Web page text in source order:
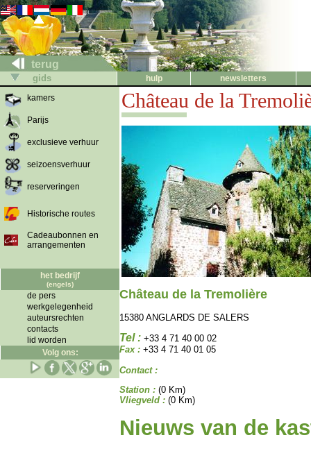
terug
gids hulp
newsletters
kamers
Parijs
exclusieve verhuur
seizoensverhuur
reserveringen
Historische routes
Cadeaubonnen en
arrangementen
het bedrijf
(engels)
de pers
werkgelegenheid
auteursrechten
contacts
lid worden
Volg ons:
Château de la
Château de la Tremolière
15380 ANGLARDS DE SALERS
Tel : +33 4 71 40 00 02
Fax : +33 4 71 40 01 05
Contact :
Station : (0 Km)
Vliegveld : (0 Km)
Nieuws van de